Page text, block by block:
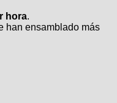
hora.
han ensamblado más